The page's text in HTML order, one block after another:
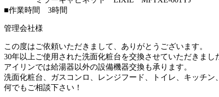
■作業時間 3時間
管理会社様
この度はご依頼いただきまして、ありがとうございます。
30年以上ご使用された洗面化粧台を交換させていただきまし
アイリンでは給湯器以外の設備機器交換も承ります。
洗面化粧台、ガスコンロ、レンジフード、トイレ、キッチン
何でもご相談下さい！